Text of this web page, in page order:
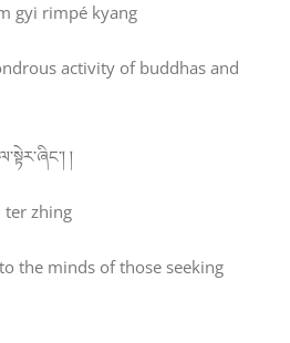
gyi rimpé kyang
activity of buddhas and
།
ter zhing
the minds of those seeking